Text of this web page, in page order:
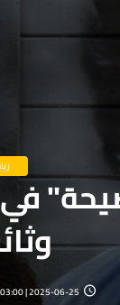
2025-06-25 | 03:00